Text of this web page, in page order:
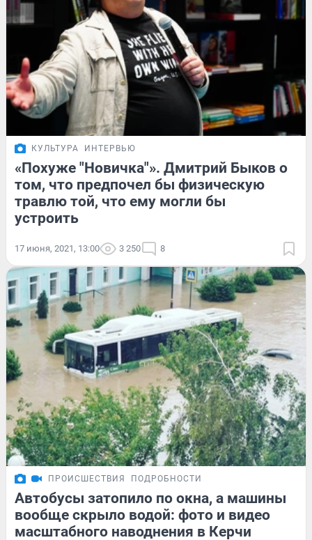
КУЛЬТУРА ИНТЕРВЬЮ
«Похуже "Новичка"». Дмитрий Быков о
том, что предпочел бы физическую
травлю той, что ему могли бы
устроить
17 июня, 2021, 13:00 3 250 8
ПРОИСШЕСТВИЯ ПОДРОБНОСТИ
Автобусы затопило по окна, а машины
вообще скрыло водой: фото и видео
масштабного наводнения в Керчи